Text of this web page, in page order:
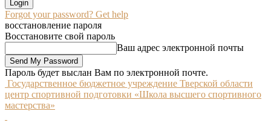
Forgot your password? Get help
восстановление пароля
Восстановите свой пароль
Ваш адрес электронной почты
Пароль будет выслан Вам по электронной почте.
Государственное бюджетное учреждение Тверской области
центр спортивной подготовки «Школа высшего спортивного
мастерства»